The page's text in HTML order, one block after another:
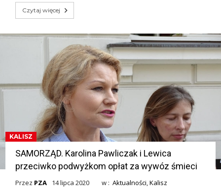
Czytaj więcej
KALISZ
SAMORZĄD. Karolina Pawliczak i Lewica
przeciwko podwyżkom opłat za wywóz śmieci
Przez PZA 14 lipca 2020 w :Aktualności,Kalisz